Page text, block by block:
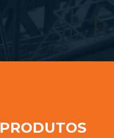
PRODUTOS